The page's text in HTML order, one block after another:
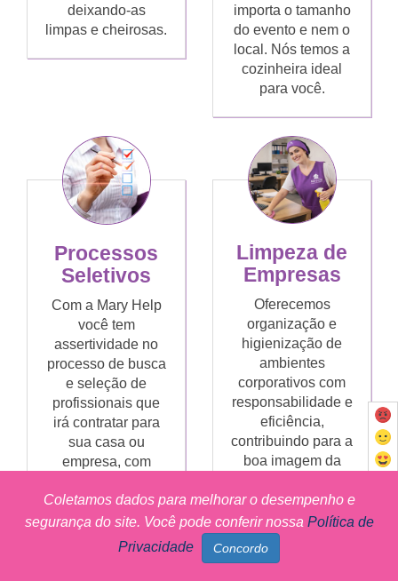
deixando-as
limpas e cheirosas.
importa o tamanho
do evento e nem o
local. Nós temos a
cozinheira ideal
para você.
Processos
Seletivos
Com a Mary Help
você tem
assertividade no
processo de busca
e seleção de
profissionais que
irá contratar para
sua casa ou
empresa, com
e erros, além de
rapidez no
atendimento das
Limpeza de
Empresas
Oferecemos
organização e
higienização de
ambientes
corporativos com
responsabilidade e
eficiência,
contribuindo para a
boa imagem da
bem-estar de
colaboradores e
clientes.
Coletamos dados para melhorar o desempenho e
segurança do site. Você pode conferir nossa Política de
Privacidade